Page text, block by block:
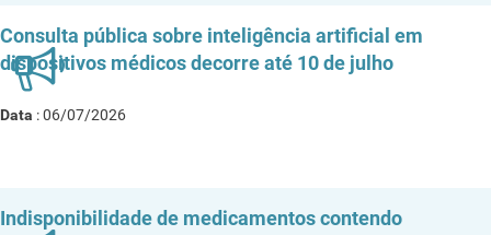
Consulta pública sobre inteligência artificial em
dispositivos médicos decorre até 10 de julho
Data : 06/07/2026
Indisponibilidade de medicamentos contendo